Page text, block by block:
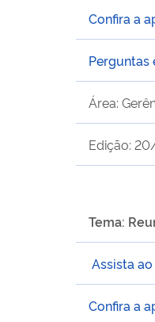
Confira a
Perguntas
Área:
Edição:
Tema:
Assista
Confira a